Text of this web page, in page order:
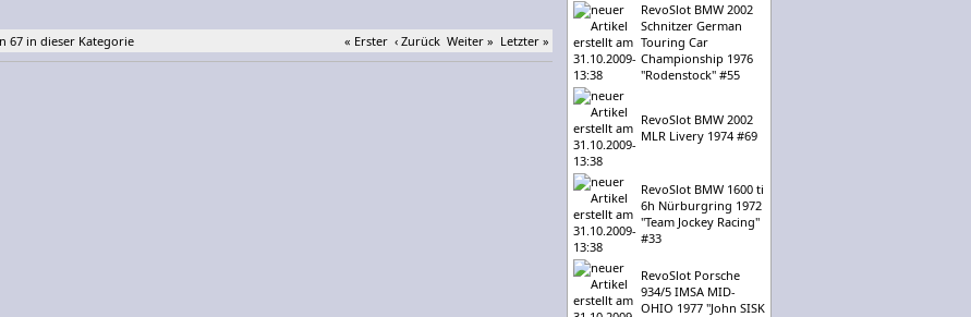
67 in dieser Kategorie « Erster ‹ Zurück Weiter » Letzter »
RevoSlot BMW 2002
Schnitzer German
Touring Car
Championship 1976
"Rodenstock" #55
RevoSlot BMW 2002
MLR Livery 1974 #69
RevoSlot BMW 1600 ti
6h Nürburgring 1972
"Team Jockey Racing"
#33
RevoSlot Porsche
934/5 IMSA MID-
OHIO 1977 "John SISK